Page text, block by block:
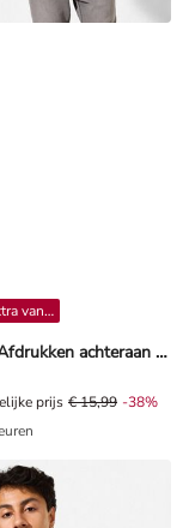
T-shirt - Afdrukken achteraan - Beige
vanaf 4**
prijs € 15,99,
prijs € 15,99 -38%